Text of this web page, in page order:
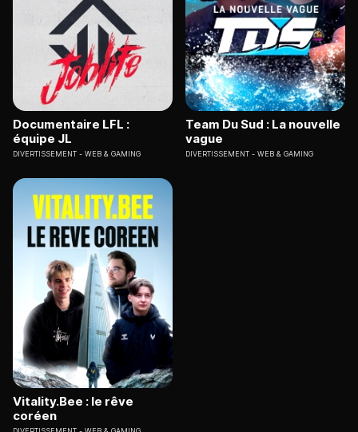
Documentaire LFL :
équipe JL
DIVERTISSEMENT WEB & GAMING
Team Du Sud : La nouvelle
vague
DIVERTISSEMENT WEB & GAMING
Vitality.Bee : le rêve
coréen